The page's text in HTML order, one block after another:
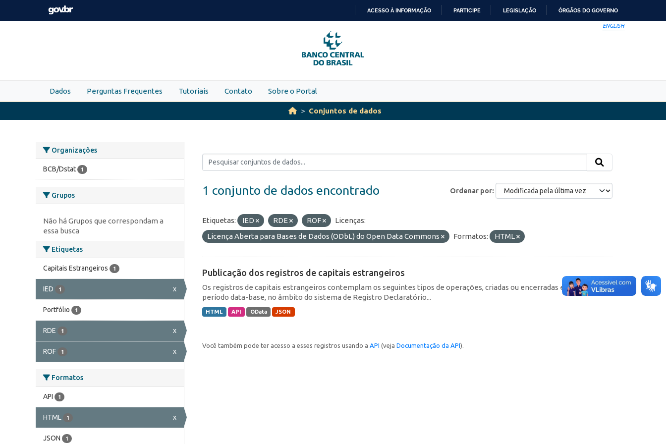
Skip to main content
PARA
O
CONTEÚDO
ACESSO À INFORMAÇÃO PARTICIPE LEGISLAÇÃO ÓRGÃOS DO GOVERNO
ENGLISH
Dados Perguntas Frequentes Tutoriais Contato Sobre o Portal
Conjuntos de dados
Organizações
BCB/Dstat 1
Grupos
Não há Grupos que correspondam a
essa busca
Etiquetas
Capitais Estrangeiros 1
IED 1 x
Portfólio 1
RDE 1 x
ROF 1 x
Formatos
API 1
HTML 1 x
JSON 1
Ordenar por
1 conjunto de dados encontrado
Etiquetas: IED RDE ROF
Licenças:
Licença Aberta para Bases de Dados (ODbL) do Open Data Commons
Formatos: HTML
Publicação dos registros de capitais estrangeiros
Os registros de capitais estrangeiros contemplam os seguintes tipos de operações, criadas ou encerradas em cada
período data-base, no âmbito do sistema de Registro Declaratório...
HTML API OData JSON
Você também pode ter acesso a esses registros usando a API (veja Documentação da API).